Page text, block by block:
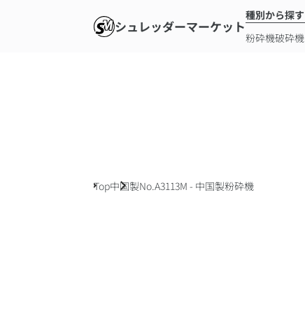
シュレッダーマーケット
種別から探す
粉砕機破砕機
Top中国製No.A3113M - 中国製粉砕機